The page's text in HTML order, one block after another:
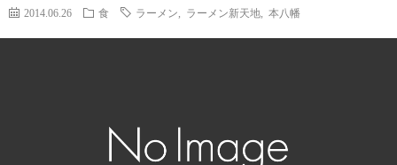
2014.06.26 食 ラーメン ラーメン新天地 本八幡